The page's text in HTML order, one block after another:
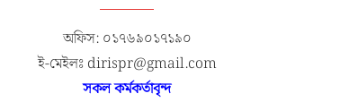
অফিস: ০১৭৬৯০১৭১৯০
ই-মেইলঃ dirispr@gmail.com
সকল কর্মকর্তাবৃন্দ